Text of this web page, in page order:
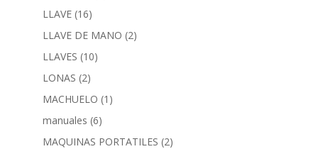
LLAVE (16)
LLAVE DE MANO (2)
LLAVES (10)
LONAS (2)
MACHUELO (1)
manuales (6)
MAQUINAS PORTATILES (2)